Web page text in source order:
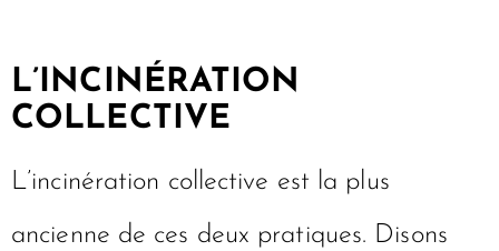
L’INCINÉRATION
COLLECTIVE
L’incinération collective est la plus
ancienne de ces deux pratiques. Disons